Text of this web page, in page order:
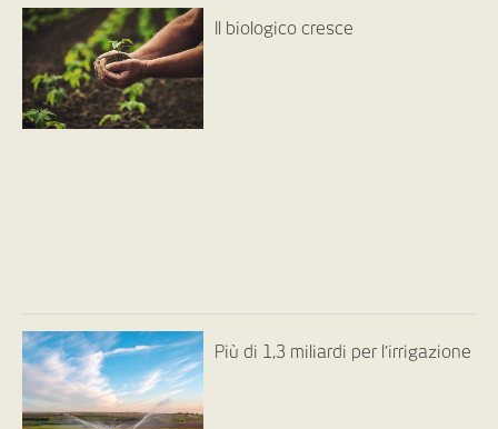
Il biologico cresce
Più di 1,3 miliardi per l’irrigazione